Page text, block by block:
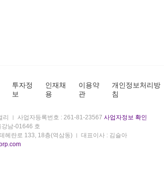
투자정
보
인재채
용
이용약
관
개인정보처리방
침
리 사업자등록번호 : 261-81-23567 사업자정보 확인
남-01646 호
헤란로 133, 18층(역삼동)
대표이사 : 김슬아